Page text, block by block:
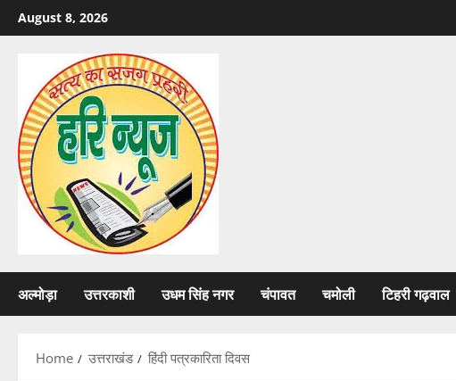
Skip
to
August 8, 2026
अल्मोड़ा उत्तरकाशी उधम सिंह नगर चंपावत चमोली टिहरी गढ़वाल
Home उत्तराखंड हिंदी पत्रकारिता दिवस